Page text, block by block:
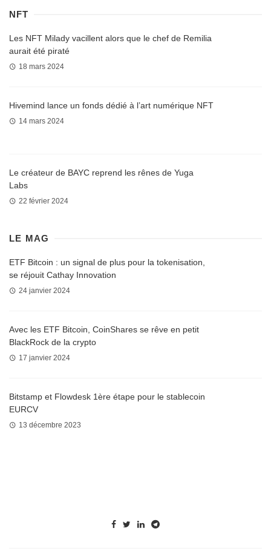
NFT
Les NFT Milady vacillent alors que le chef de Remilia
aurait été piraté
18 mars 2024
Hivemind lance un fonds dédié à l’art numérique NFT
14 mars 2024
Le créateur de BAYC reprend les rênes de Yuga
Labs
22 février 2024
LE MAG
ETF Bitcoin : un signal de plus pour la tokenisation,
se réjouit Cathay Innovation
24 janvier 2024
Avec les ETF Bitcoin, CoinShares se rêve en petit
BlackRock de la crypto
17 janvier 2024
Bitstamp et Flowdesk 1ère étape pour le stablecoin
EURCV
13 décembre 2023